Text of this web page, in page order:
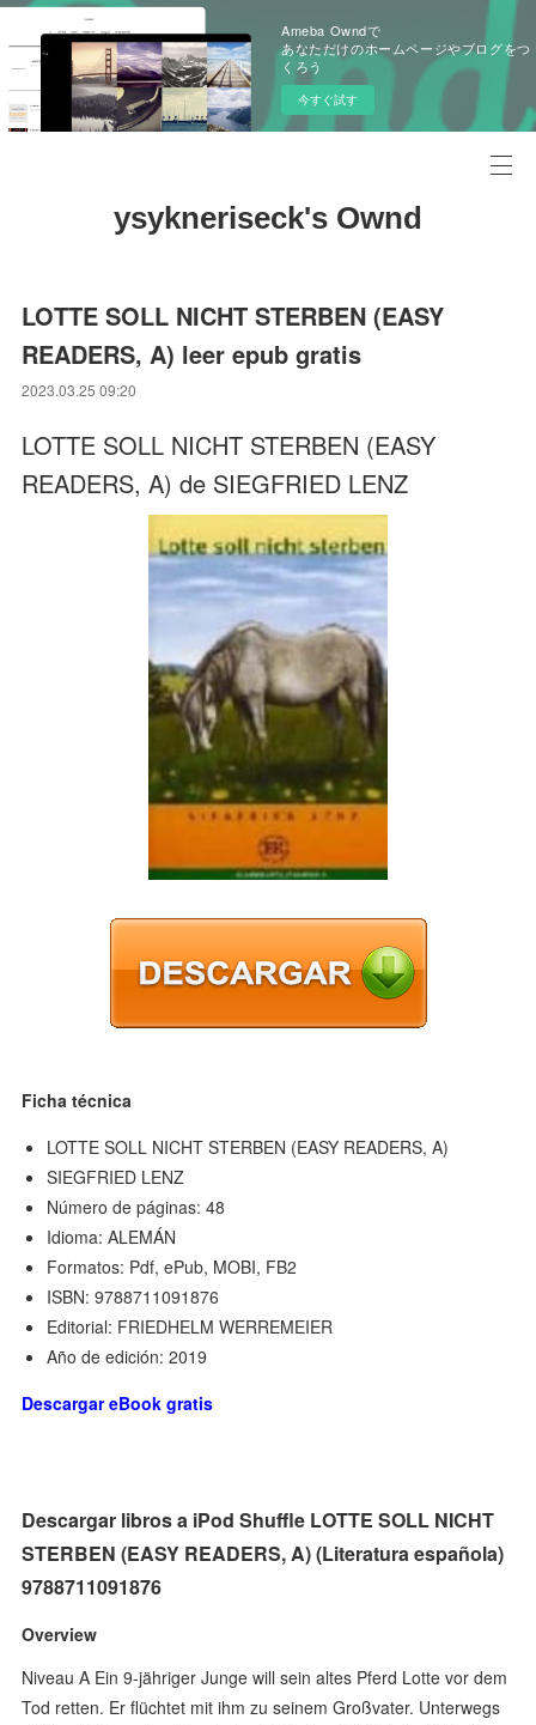
Ameba Owndで
あなただけのホームページやブログをつ
くろう
今すぐ試す
ysykneriseck's Ownd
LOTTE SOLL NICHT STERBEN (EASY
READERS, A) leer epub gratis
2023.03.25 09:20
LOTTE SOLL NICHT STERBEN (EASY
READERS, A) de SIEGFRIED LENZ
Ficha técnica
LOTTE SOLL NICHT STERBEN (EASY READERS, A)
SIEGFRIED LENZ
Número de páginas: 48
Idioma: ALEMÁN
Formatos: Pdf, ePub, MOBI, FB2
ISBN: 9788711091876
Editorial: FRIEDHELM WERREMEIER
Año de edición: 2019
Descargar eBook gratis
Descargar libros a iPod Shuffle LOTTE SOLL NICHT
STERBEN (EASY READERS, A) (Literatura española)
9788711091876
Overview
Niveau A Ein 9-jähriger Junge will sein altes Pferd Lotte vor dem
Tod retten. Er flüchtet mit ihm zu seinem Großvater. Unterwegs